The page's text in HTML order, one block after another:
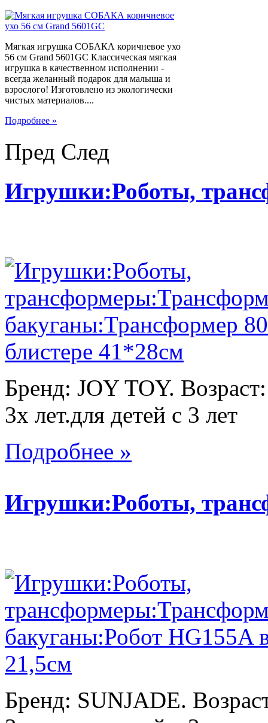
Мягкая игрушка СОБАКА коричневое ухо
56 см Grand 5601GC Классическая мягкая
игрушка в качественном исполнении -
всегда желанный подарок для малыша и
взрослого! Изготовлено из экологически
чистых материалов....
Подробнее »
Пред След
Игрушки:Роботы,
Бренд: JOY TOY.
3х лет.для детей с 3 лет
Подробнее »
Игрушки:Роботы,
Бренд: SUNJADE.